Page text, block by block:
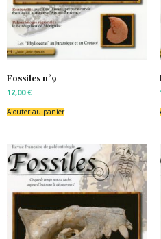
Fossiles n°9
12,00€
Ajouter au panier